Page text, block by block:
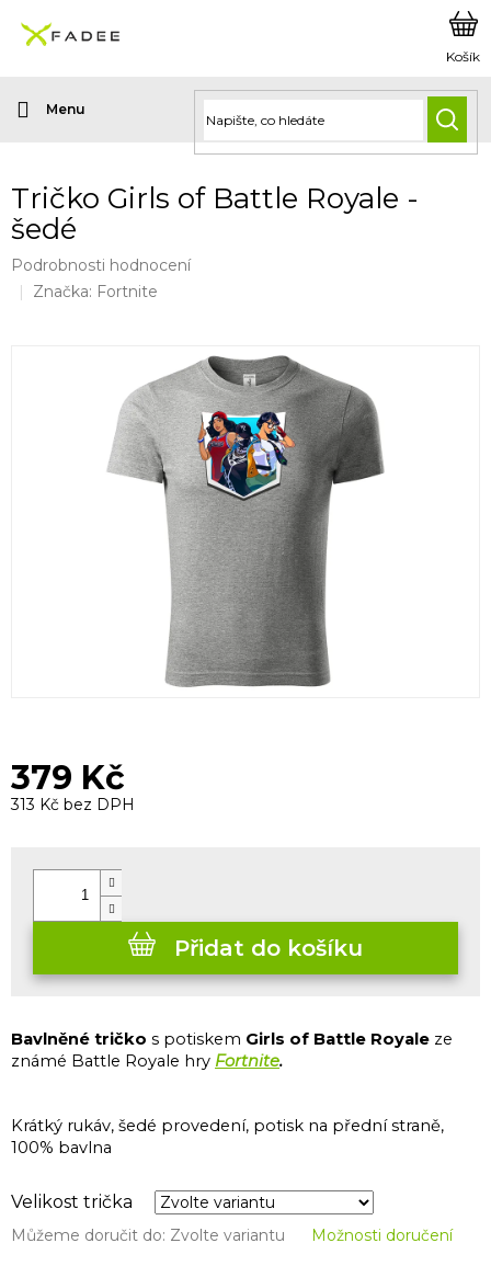
obsah
Tričko Girls of Battle Royale -
šedé
Průměrné
hodnocení
Podrobnosti hodnocení
Značka: Fortnite
379 Kč
313 Kč bez DPH
Velikost trička
Můžeme doručit do: Zvolte variantu Možnosti doručení
Přidat do košíku
Bavlněné tričko s potiskem Girls of Battle Royale ze
známé Battle Royale hry Fortnite.
Krátký rukáv, šedé provedení, potisk na přední straně,
100% bavlna